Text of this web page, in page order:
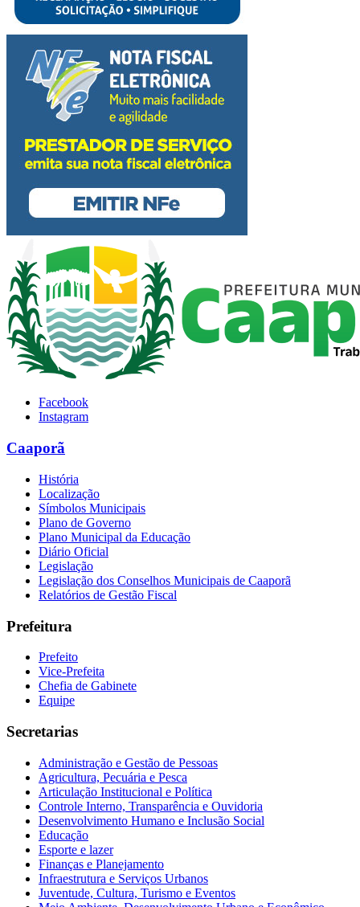
Facebook
Instagram
Caaporã
História
Localização
Símbolos Municipais
Plano de Governo
Plano Municipal da Educação
Diário Oficial
Legislação
Legislação dos Conselhos Municipais de Caaporã
Relatórios de Gestão Fiscal
Prefeitura
Prefeito
Vice-Prefeita
Chefia de Gabinete
Equipe
Secretarias
Administração e Gestão de Pessoas
Agricultura, Pecuária e Pesca
Articulação Institucional e Política
Controle Interno, Transparência e Ouvidoria
Desenvolvimento Humano e Inclusão Social
Educação
Esporte e lazer
Finanças e Planejamento
Infraestrutura e Serviços Urbanos
Juventude, Cultura, Turismo e Eventos